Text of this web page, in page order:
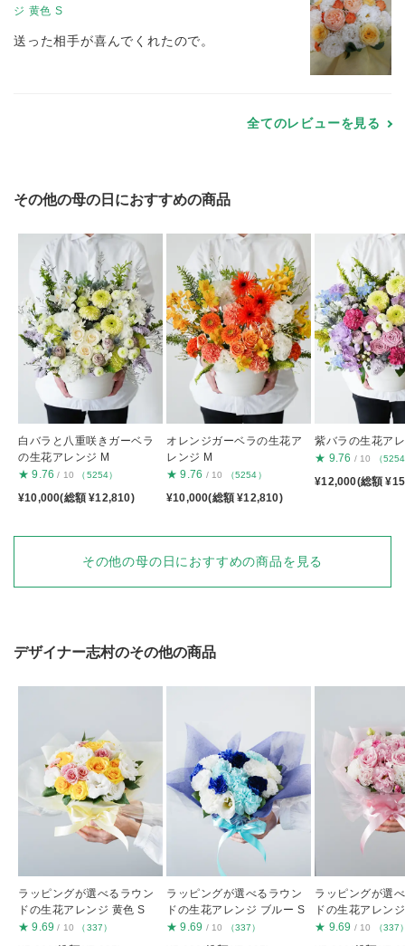
ジ 黄色 S
送った相手が喜んでくれたので。
全てのレビューを見る
その他の母の日におすすめの商品
白バラと八重咲きガーベラ
の生花アレンジ M
★ 9.76 / 10 （5254）
¥10,000(総額 ¥12,810)
オレンジガーベラの生花ア
レンジ M
★ 9.76 / 10 （5254）
¥10,000(総額 ¥12,810)
紫バラの生花ア
★ 9.76 / 10 （
¥12,000(総額
その他の母の日におすすめの商品を見る
デザイナー志村のその他の商品
ラッピングが選べるラウン
ドの生花アレンジ 黄色 S
★ 9.69 / 10 （337）
ラッピングが選べるラウン
ドの生花アレンジ ブルー S
★ 9.69 / 10 （337）
ラッピングが選
ドの生花アレン
★ 9.69 / 10 （337